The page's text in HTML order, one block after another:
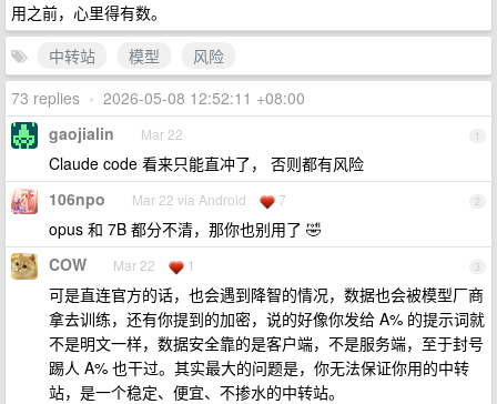
用之前，心里得有数。
中转站
模型
风险
73 replies • 2026-05-08 12:52:11 +08:00
1
gaojialin Mar 22
Claude code 看来只能直冲了， 否则都有风险
2
106npo Mar 22 via Android 7
opus 和 7B 都分不清，那你也别用了 🤣
3
COW Mar 22 1
可是直连官方的话，也会遇到降智的情况，数据也会被模型厂商
拿去训练，还有你提到的加密，说的好像你发给 A% 的提示词就
不是明文一样，数据安全靠的是客户端，不是服务端，至于封号
踢人 A% 也干过。其实最大的问题是，你无法保证你用的中转
站，是一个稳定、便宜、不掺水的中转站。